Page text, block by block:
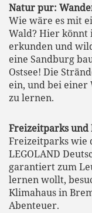
Natur pur:
Wie wäre es mit
Wald? Hier
erkunden und
eine Sandburg
Ostsee! Die
ein, und bei einer
zu lernen.
Freizeitparks und
Freizeitparks wie
LEGOLAND
garantiert zum
lernen wollt,
Klimahaus in
Abenteuer.